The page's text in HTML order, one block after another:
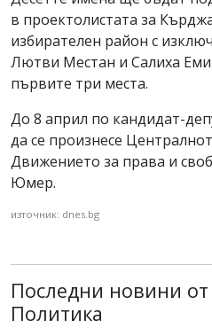
в проектолистата за
избирателен район с
Лютви Местан и Салиха
първите три места.
До 8 април по кандидат-
да се произнесе
Движението за права и
Юмер.
източник: dnes.bg
Последни новини от
Политика